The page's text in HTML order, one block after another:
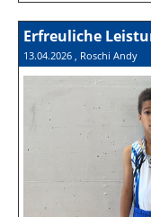
Erfreuliche
13.04.2026 , Roschi Andy